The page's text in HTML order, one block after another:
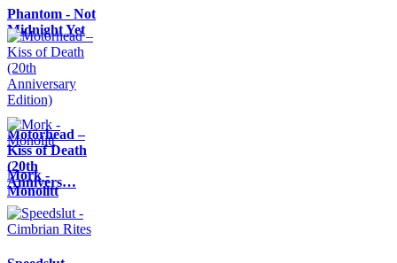
Phantom - Not
Midnight Yet
Motörhead –
Kiss of Death
(20th
Annivers…
Mork -
Monolitt